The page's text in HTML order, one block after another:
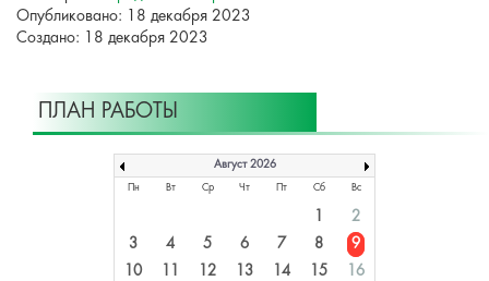
Опубликовано: 18 декабря 2023
Создано: 18 декабря 2023
ПЛАН РАБОТЫ
Август 2026
Пн Вт Ср Чт Пт Сб Вс
1
2
3
4 5 6 7 8
9
10
11 12 13 14 15
16